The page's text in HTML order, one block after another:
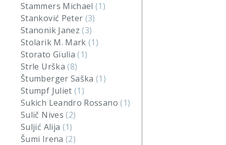
Stammers Michael(1)
Stanković Peter (3)
Stanonik Janez(3)
Stolarik M. Mark(1)
Storato Giulia(1)
Strle Urška(8)
Štumberger Saška(1)
Stumpf Juliet(1)
Sukich Leandro Rossano(1)
Sulič Nives(2)
Suljić Alija (1)
Šumi Irena (2)